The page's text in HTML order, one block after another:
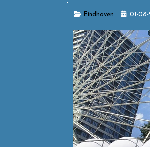
DetailsEindhoven 01-08-